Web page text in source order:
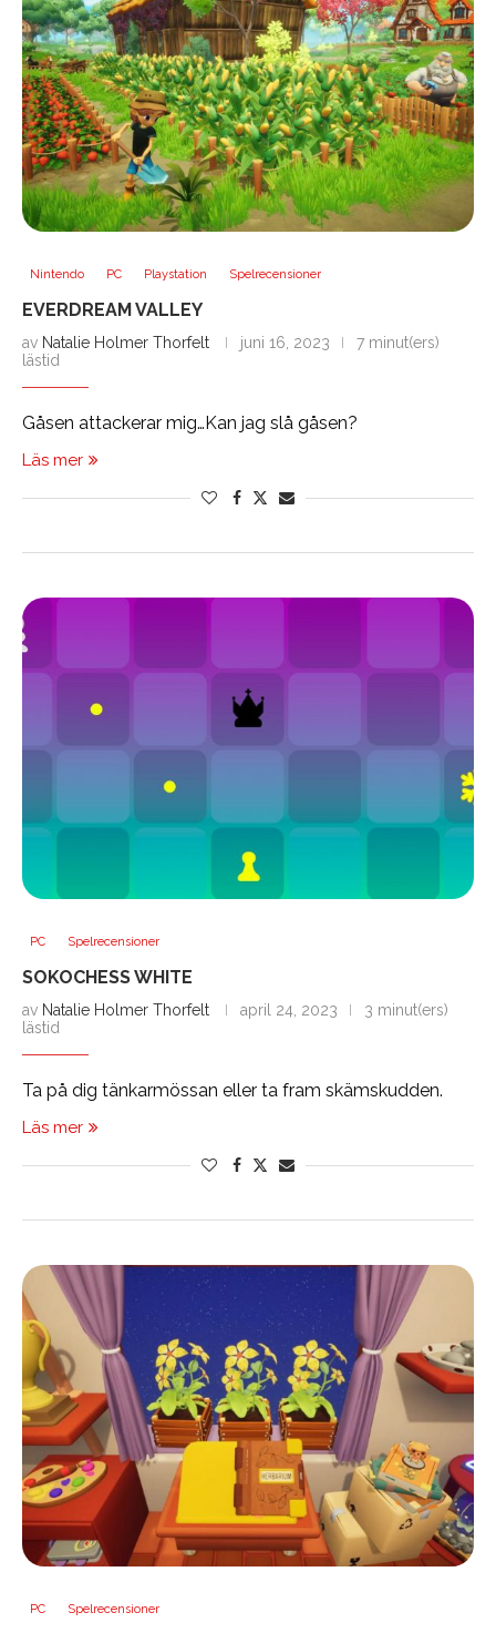
Nintendo PC Playstation Spelrecensioner
EVERDREAM VALLEY
av Natalie Holmer Thorfelt juni 16, 2023
7 minut(ers)
lästid
Gåsen attackerar mig…Kan jag slå gåsen?
Läs mer
PC Spelrecensioner
SOKOCHESS WHITE
av Natalie Holmer Thorfelt april 24, 2023
3 minut(ers)
lästid
Ta på dig tänkarmössan eller ta fram skämskudden.
Läs mer
PC Spelrecensioner